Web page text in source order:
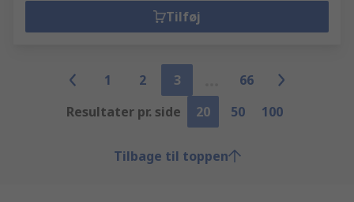
Tilføj
1 2 3
66
Resultater pr. side
20 50 100
Tilbage til toppen